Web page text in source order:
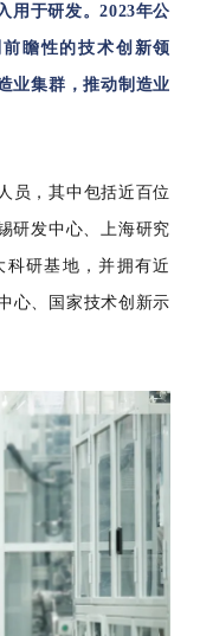
用于研发。2023年公
瞻性的技术创新领
业集群，推动制造业
员，其中包括近百位
研发中心、上海研究
科研基地，并拥有近
心、国家技术创新示